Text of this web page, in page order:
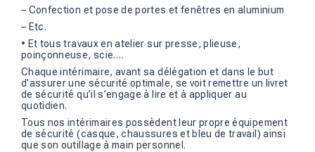
– Confection et pose de portes et fenêtres en aluminium
– Etc.
• Et tous travaux en atelier sur presse, plieuse,
poinçonneuse, scie….
Chaque intérimaire, avant sa délégation et dans le but
d’assurer une sécurité optimale, se voit remettre un livret
de sécurité qu’il s’engage à lire et à appliquer au
quotidien.
Tous nos intérimaires possèdent leur propre équipement
de sécurité (casque, chaussures et bleu de travail) ainsi
que son outillage à main personnel.